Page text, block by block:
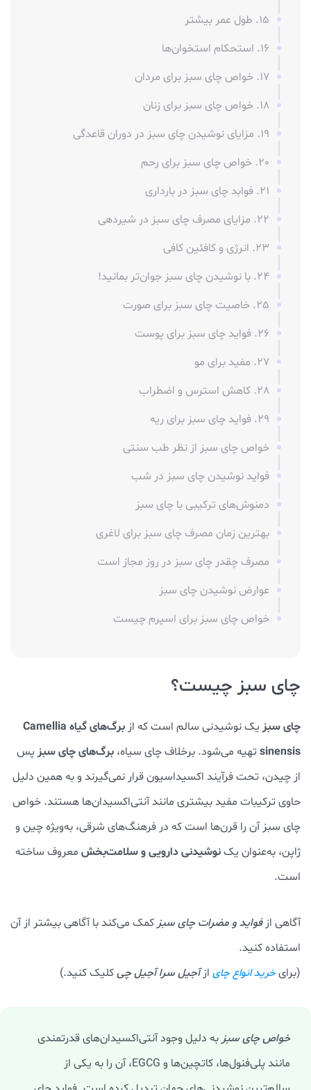
15. طول عمر بیشتر
16. استحکام استخوان‌ها
17. خواص چای سبز برای مردان
18. خواص چای سبز برای زنان
19. مزایای نوشیدن چای سبز در دوران قاعدگی
20. خواص چای سبز برای رحم
21. فوابد چای سبز در بارداری
22. مزایای مصرف چای سبز در شیردهی
23. انرژی و کافئین کافی
24. با نوشیدن چای سبز جوان‌تر بمانید!
25. خاصیت چای سبز برای صورت
26. فواید چای سبز برای پوست
27. مفید برای مو
28. کاهش استرس و اضطراب
29. فواید چای سبز برای ریه
خواص چای سبز از نظر طب سنتی
فواید نوشیدن چای سبز در شب
دمنوش‌های ترکیبی با چای سبز
بهترین زمان مصرف چای سبز برای لاغری
مصرف چقدر چای سبز در روز مجاز است
عوارض نوشیدن چای سبز
خواص چای سبز برای اسپرم چیست
چای سبز چیست؟
چای سبز یک نوشیدنی سالم است که از
برگ‌های گیاه Camellia
sinensis تهیه می‌شود. برخلاف چای سیاه، برگ‌های چای سبز پس
از چیدن، تحت فرآیند اکسیداسیون قرار نمی‌گیرند و به همین دلیل
حاوی ترکیبات مفید بیشتری مانند آنتی‌اکسیدان‌ها هستند. خواص
چای سبز آن را قرن‌ها است که در فرهنگ‌های شرقی، به‌ویژه چین و
ژاپن، به‌عنوان یکنوشیدنی دارویی و سلامت‌بخش معروف ساخته‌
است.
آگاهی ازفواید و مضرات چای سبز کمک می‌کند با آگاهی بیشتر از آن
استفاده کنید.
(برایخرید انواع چای ازآجیل سرا آجیل چیکلیک کنید.)
خواص چای سبز به دلیل وجود آنتی‌اکسیدان‌های قدرتمندی
مانند پلی‌فنول‌ها، کاتچین‌ها و EGCG، آن را به یکی از